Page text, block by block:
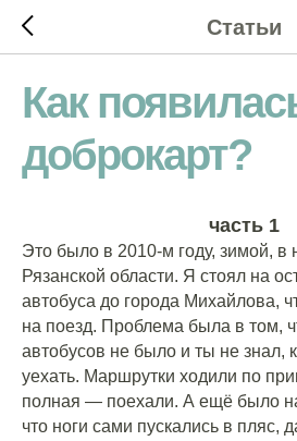
Статьи
Как
доброкарт?
часть 1
Это было в 2010-м году, зимой, в
Рязанской области. Я стоял на
автобуса до города Михайлова,
на поезд. Проблема была в том,
автобусов не было и ты не знал,
уехать. Маршрутки ходили по
полная — поехали. А ещё было
что ноги сами пускались в пляс,